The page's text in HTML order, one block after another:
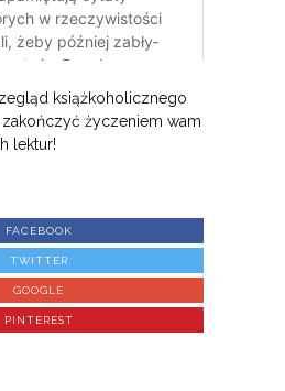
książkoholicznego
życzeniem wam
lektur!
FACEBOOK
TWITTER
GOOGLE
PINTEREST